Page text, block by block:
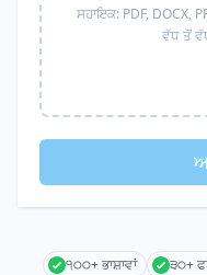
ਸਹਾਇਕ: PDF, DOCX,
ਵੱਧ ਤੋਂ
੧੦੦+ ਭਾਸ਼ਾਵਾਂ ੩੦+